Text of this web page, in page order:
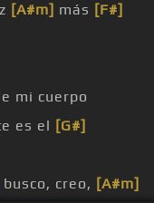
[A#m] más [F#]
mi cuerpo
es el [G#]
busco, creo, [A#m]